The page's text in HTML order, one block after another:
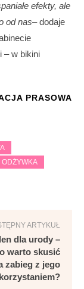
efekty, ale
od nas– dodaje
– w bikini
PRASOWA
ODŻYWKA
ARTYKUŁ
dla urody –
warto skusić
zabieg z jego